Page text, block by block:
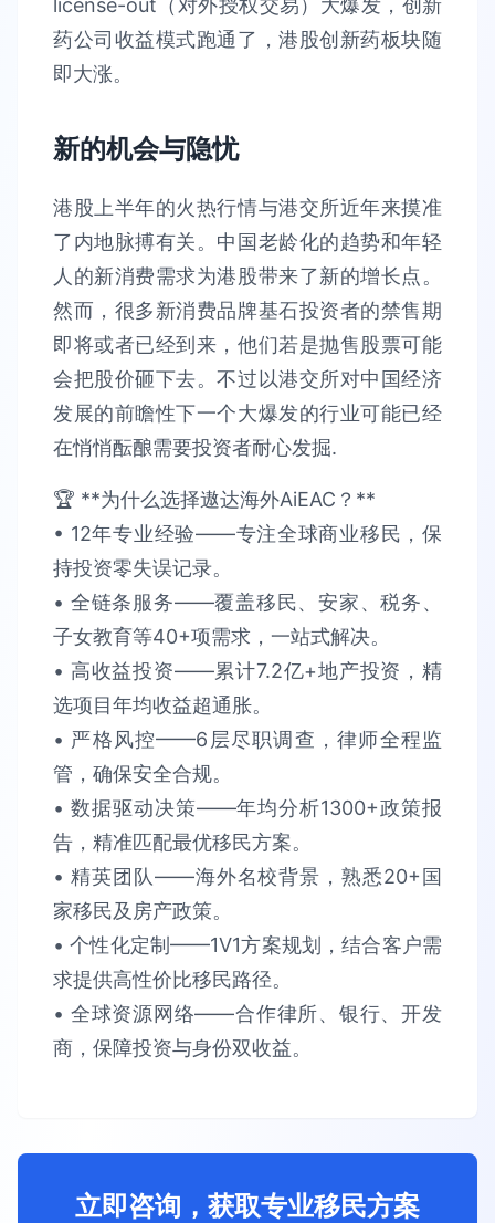
license-out（对外授权交易）大爆发，创新
药公司收益模式跑通了，港股创新药板块随
即大涨。
新的机会与隐忧
港股上半年的火热行情与港交所近年来摸准
了内地脉搏有关。中国老龄化的趋势和年轻
人的新消费需求为港股带来了新的增长点。
然而，很多新消费品牌基石投资者的禁售期
即将或者已经到来，他们若是抛售股票可能
会把股价砸下去。不过以港交所对中国经济
发展的前瞻性下一个大爆发的行业可能已经
在悄悄酝酿需要投资者耐心发掘.
🏆 **为什么选择遨达海外AiEAC？**​​
• 12年专业经验​​——专注全球商业移民，保
持​​投资零失误​​记录。
• 全链条服务​​——覆盖移民、安家、税务、
子女教育等40+项需求，​​一站式解决​​。​​
• 高收益投资​​——累计​​7.2亿+​​地产投资，精
选项目​​年均收益超通胀​​。​​
• 严格风控​​——6层尽职调查，律师全程监
管，确保​​安全合规​​。​​
• 数据驱动决策​​——年均分析​​1300+政策报
告​​，精准匹配最优移民方案。​​
• 精英团队​​——海外名校背景，熟悉​​20+国
家​​移民及房产政策。​​
• 个性化定制​​——1V1方案规划，结合客户需
求提供​​高性价比​​移民路径。​​
• 全球资源网络​​——合作律所、银行、开发
商，保障​​投资与身份双收益​​。
立即咨询，获取专业移民方案